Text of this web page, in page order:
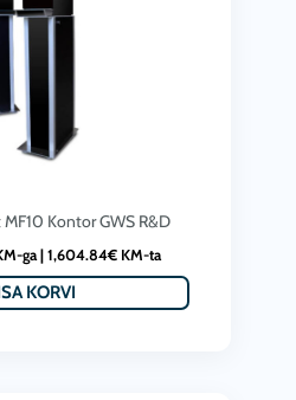
Kontor GWS R&D
ga | 1,604.84€ KM-ta
KORVI